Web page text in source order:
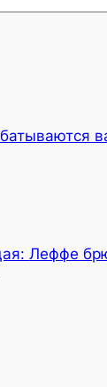
Леффе